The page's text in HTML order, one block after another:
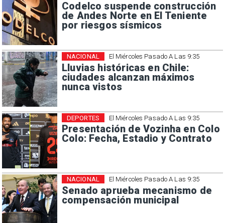
Codelco suspende construcción
de Andes Norte en El Teniente
por riesgos sísmicos
El Miércoles Pasado A Las 9:35
Lluvias históricas en Chile:
ciudades alcanzan máximos
nunca vistos
NACIONAL
El Miércoles Pasado A Las 9:35
Presentación de Vozinha en Colo
Colo: Fecha, Estadio y Contrato
DEPORTES
El Miércoles Pasado A Las 9:35
Senado aprueba mecanismo de
compensación municipal
NACIONAL